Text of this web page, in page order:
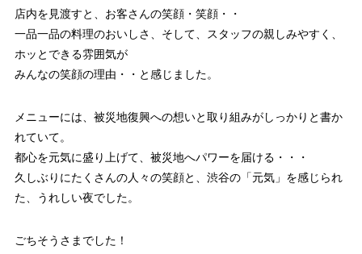
店内を見渡すと、お客さんの笑顔・笑顔・・
一品一品の料理のおいしさ、そして、スタッフの親しみやすく、
ホッとできる雰囲気が
みんなの笑顔の理由・・と感じました。
メニューには、被災地復興への想いと取り組みがしっかりと書か
れていて。
都心を元気に盛り上げて、被災地へパワーを届ける・・・
久しぶりにたくさんの人々の笑顔と、渋谷の「元気」を感じられ
た、うれしい夜でした。
ごちそうさまでした！